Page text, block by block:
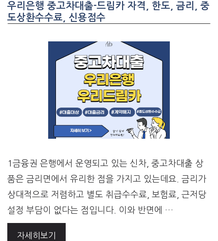
우리은행 중고차대출-드림카 자격, 한도, 금리, 중
도상환수수료, 신용점수
1금융권 은행에서 운영되고 있는 신차, 중고차대출 상
품은 금리면에서 유리한 점을 가지고 있는데요. 금리가
상대적으로 저렴하고 별도 취급수수료, 보험료, 근저당
설정 부담이 없다는 점입니다. 이와 반면에 …
자세히보기